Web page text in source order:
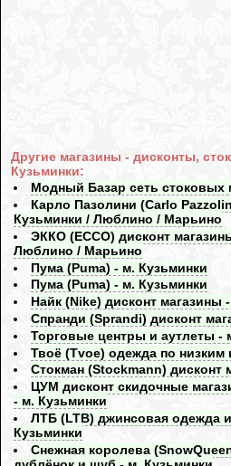
Другие магазины - дисконты,
Кузьминки:
Модный Базар сеть стоковых
Карло Пазолини (Carlo
Кузьминки / Люблино / Марьино
ЭККО (ECCO) дисконт
Люблино / Марьино
Пума (Puma) - м. Кузьминки
Пума (Puma) - м. Кузьминки
Найк (Nike) дисконт магазины
Спранди (Sprandi) дисконт
Торговые центры и аутлеты -
Твоё (Tvoe) одежда по низким
Стокман (Stockmann) дисконт
ЦУМ дисконт скидочные
- м. Кузьминки
ЛТБ (LTB) джинсовая одежда
Кузьминки
Снежная королева